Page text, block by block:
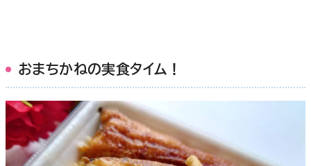
おまちかねの実食タイム！